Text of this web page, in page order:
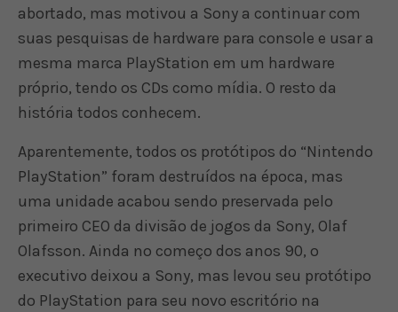
abortado, mas motivou a Sony a continuar com
suas pesquisas de hardware para console e usar a
mesma marca PlayStation em um hardware
próprio, tendo os CDs como mídia. O resto da
história todos conhecem.
Aparentemente, todos os protótipos do “Nintendo
PlayStation” foram destruídos na época, mas
uma unidade acabou sendo preservada pelo
primeiro CEO da divisão de jogos da Sony, Olaf
Olafsson. Ainda no começo dos anos 90, o
executivo deixou a Sony, mas levou seu protótipo
do PlayStation para seu novo escritório na